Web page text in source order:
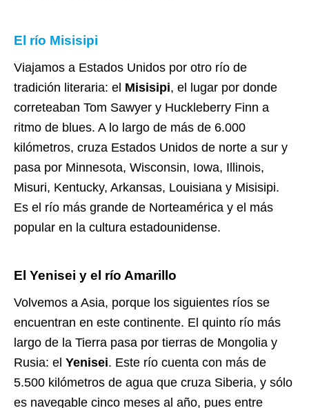
El río Misisipi
Viajamos a Estados Unidos por otro río de
tradición literaria: el Misisipi, el lugar por donde
correteaban Tom Sawyer y Huckleberry Finn a
ritmo de blues. A lo largo de más de 6.000
kilómetros, cruza Estados Unidos de norte a sur y
pasa por Minnesota, Wisconsin, Iowa, Illinois,
Misuri, Kentucky, Arkansas, Louisiana y Misisipi.
Es el río más grande de Norteamérica y el más
popular en la cultura estadounidense.
El Yenisei y el río Amarillo
Volvemos a Asia, porque los siguientes ríos se
encuentran en este continente. El quinto río más
largo de la Tierra pasa por tierras de Mongolia y
Rusia: el Yenisei. Este río cuenta con más de
5.500 kilómetros de agua que cruza Siberia, y sólo
es navegable cinco meses al año, pues entre